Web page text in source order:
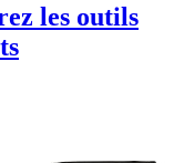
les outils